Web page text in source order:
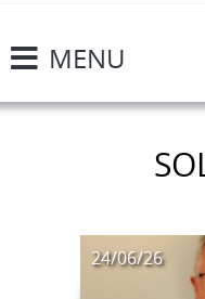
MENU
24/06/26